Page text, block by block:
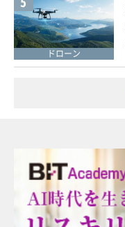
ドローン